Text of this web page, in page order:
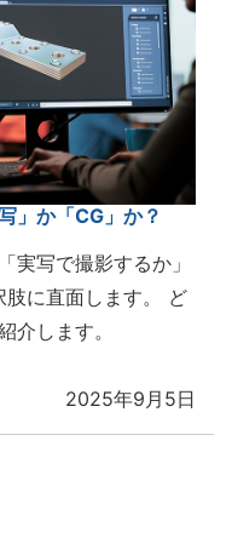
」か「CG」か？
実写で撮影するか」
肢に直面します。 ど
介します。
2025年9月5日